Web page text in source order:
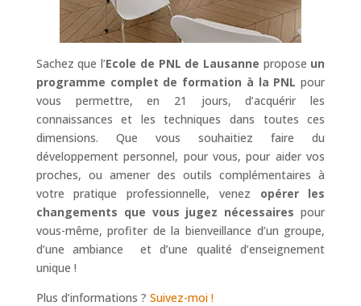
Sachez que l’Ecole de PNL de Lausanne propose un
programme complet de formation à la PNL pour
vous permettre, en 21 jours, d’acquérir les
connaissances et les techniques dans toutes ces
dimensions. Que vous souhaitiez faire du
développement personnel, pour vous, pour aider vos
proches, ou amener des outils complémentaires à
votre pratique professionnelle, venez opérer les
changements que vous jugez nécessaires pour
vous-même, profiter de la bienveillance d’un groupe,
d’une ambiance et d’une qualité d’enseignement
unique !
Plus d’informations ? Suivez-moi !